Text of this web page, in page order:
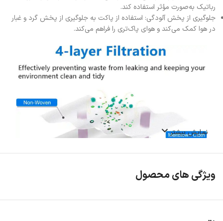
رباتیک به‌صورت مؤثر استفاده کند.
جلوگیری از پخش آلودگی: استفاده از پاکت به جلوگیری از پخش گرد و غبار
در هوا کمک می‌کند و هوای پاک‌تری را فراهم می‌کند.
نمایش بیشتر
ویژگی های محصول